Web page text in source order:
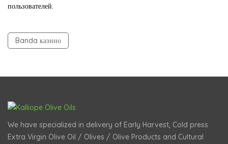
пользователей.
Banda казино
We have specialized in delivery of Early Harvest, Cold press
Extra Virgin Olive Oil / Olives / Olive Products and Cultural